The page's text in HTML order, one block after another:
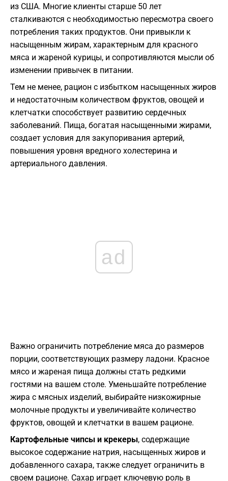
из США. Многие клиенты старше 50 лет
сталкиваются с необходимостью пересмотра своего
потребления таких продуктов. Они привыкли к
насыщенным жирам, характерным для красного
мяса и жареной курицы, и сопротивляются мысли об
изменении привычек в питании.
Тем не менее, рацион с избытком насыщенных жиров
и недостаточным количеством фруктов, овощей и
клетчатки способствует развитию сердечных
заболеваний. Пища, богатая насыщенными жирами,
создает условия для закупоривания артерий,
повышения уровня вредного холестерина и
артериального давления.
ad
Важно ограничить потребление мяса до размеров
порции, соответствующих размеру ладони. Красное
мясо и жареная пища должны стать редкими
гостями на вашем столе. Уменьшайте потребление
жира с мясных изделий, выбирайте низкожирные
молочные продукты и увеличивайте количество
фруктов, овощей и клетчатки в вашем рационе.
Картофельные чипсы и крекеры, содержащие
высокое содержание натрия, насыщенных жиров и
добавленного сахара, также следует ограничить в
своем рационе. Сахар играет ключевую роль в